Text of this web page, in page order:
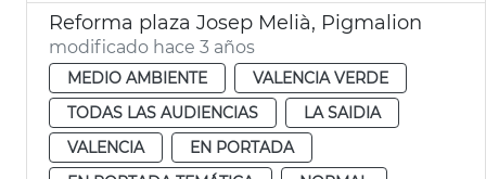
Reforma plaza Josep Melià, Pigmalion
modificado hace 3 años
MEDIO AMBIENTE
VALENCIA VERDE
TODAS LAS AUDIENCIAS
LA SAIDIA
VALENCIA
EN PORTADA